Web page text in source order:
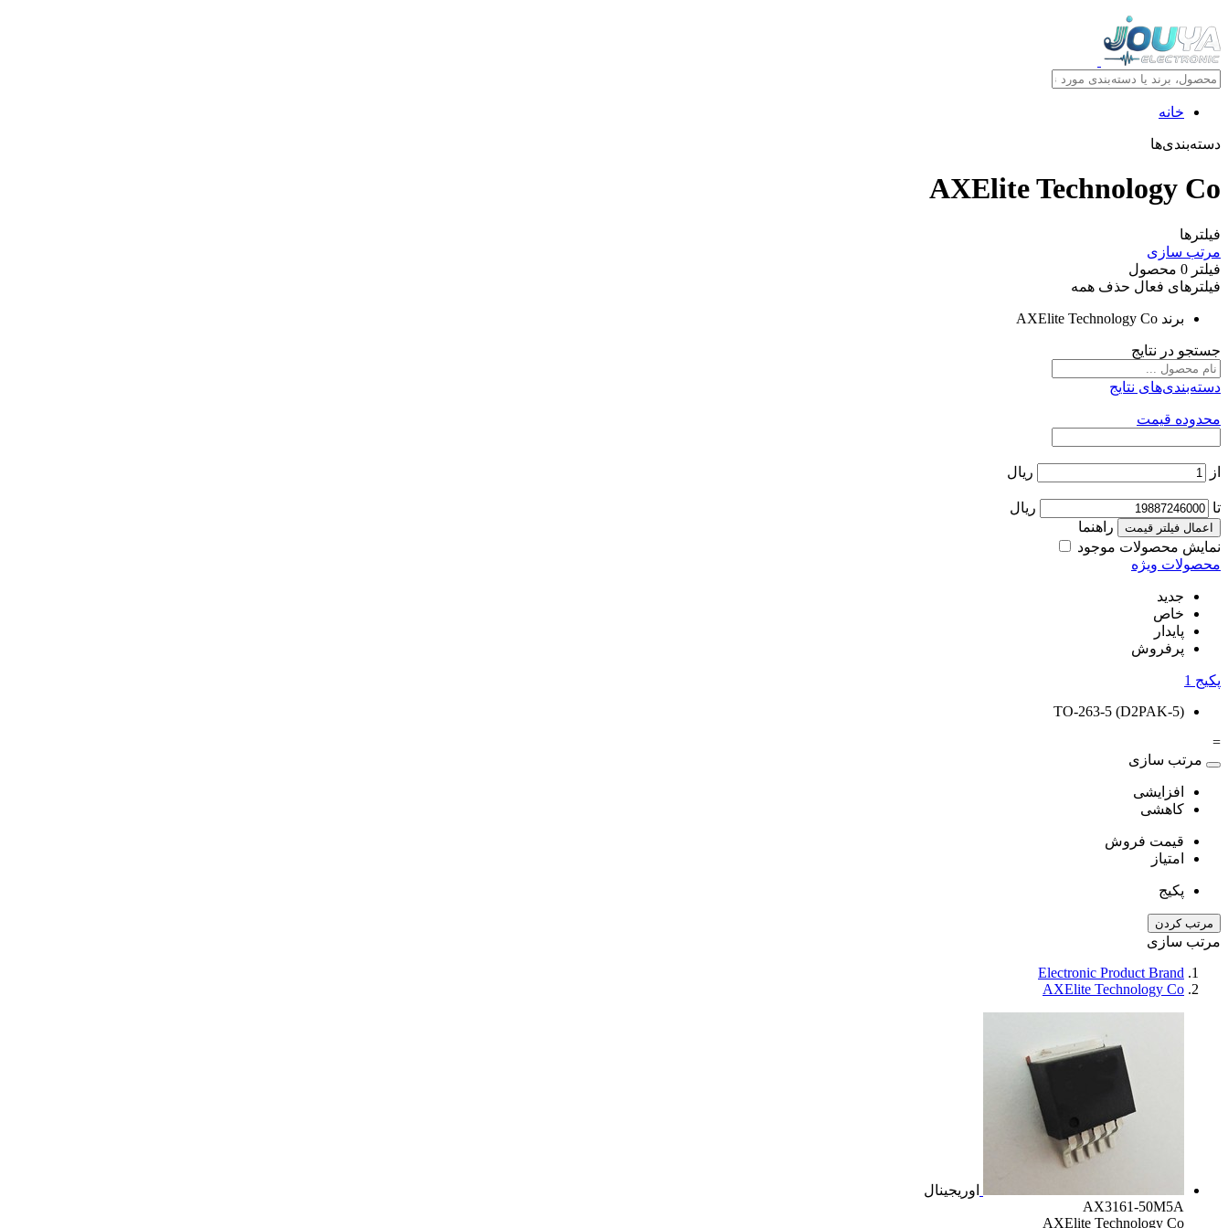
خانه
دسته‌بندی‌ها
AXElite Technology Co
فیلترها
مرتب سازی
فیلتر 0 محصول
فیلترهای فعال حذف همه
برند AXElite Technology Co
جستجو در نتایج
دسته‌بندی‌های نتایج
محدوده قیمت
از ریال
تا ریال
اعمال فیلتر قیمت
راهنما
نمایش محصولات موجود
محصولات ویژه
جدید
خاص
پایدار
پرفروش
پکیج 1
TO-263-5 (D2PAK-5)
=
مرتب سازی
افزایشی
کاهشی
قیمت فروش
امتیاز
پکیج
مرتب کردن
مرتب سازی
Electronic Product Brand
AXElite Technology Co
اوریجینال
AX3161-50M5A
AXElite Technology Co